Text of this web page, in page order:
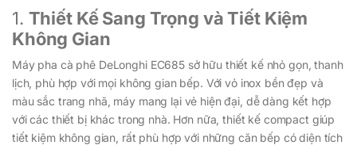
1. Thiết Kế Sang Trọng và Tiết Kiệm
Không Gian
Máy pha cà phê DeLonghi EC685 sở hữu thiết kế nhỏ gọn, thanh
lịch, phù hợp với mọi không gian bếp. Với vỏ inox bền đẹp và
màu sắc trang nhã, máy mang lại vẻ hiện đại, dễ dàng kết hợp
với các thiết bị khác trong nhà. Hơn nữa, thiết kế compact giúp
tiết kiệm không gian, rất phù hợp với những căn bếp có diện tích